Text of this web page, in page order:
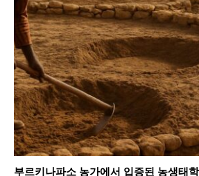
부르키나파소 농가에서 입증된 농생태